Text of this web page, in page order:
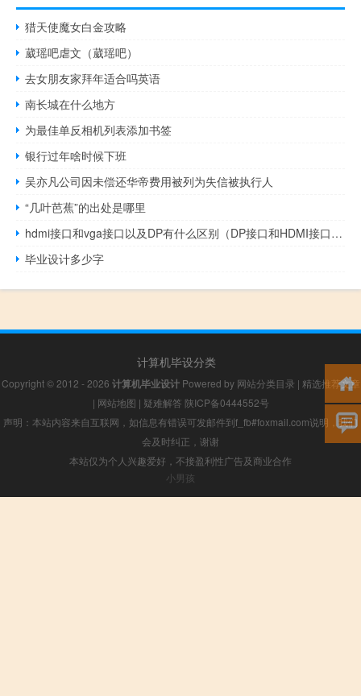
猎天使魔女白金攻略
葳瑶吧虐文（葳瑶吧）
去女朋友家拜年适合吗英语
南长城在什么地方
为最佳单反相机列表添加书签
银行过年啥时候下班
吴亦凡公司因未偿还华帝费用被列为失信被执行人
“几叶芭蕉”的出处是哪里
hdmi接口和vga接口以及DP有什么区别（DP接口和HDMI接口有什么区别）
毕业设计多少字
计算机毕设分类
Copyright © 2012 - 2026 计算机毕业设计Powered by 网站分类目录 | 精选推荐文章
| 网站地图 | 疑难解答 陕ICP备0444552号
声明：本站内容来自互联网，如信息有错误可发邮件到f_fb#foxmail.com说明，我们
会及时纠正，谢谢
本站仅为个人兴趣爱好，不接盈利性广告及商业合作
小男孩